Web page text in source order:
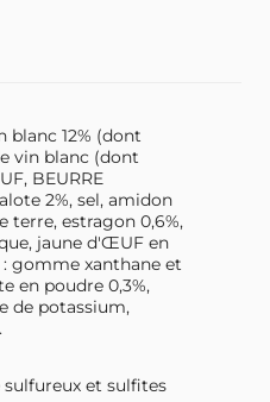
blanc 12% (dont
vin blanc (dont
BEURRE
2%, sel, amidon
terre, estragon 0,6%,
jaune d'ŒUF en
: gomme xanthane et
en poudre 0,3%,
de potassium,
et sulfites